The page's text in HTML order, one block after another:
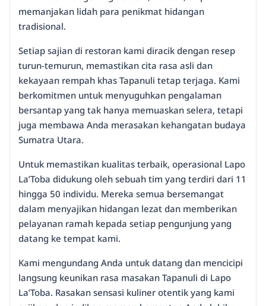
memanjakan lidah para penikmat hidangan
tradisional.
Setiap sajian di restoran kami diracik dengan resep
turun-temurun, memastikan cita rasa asli dan
kekayaan rempah khas Tapanuli tetap terjaga. Kami
berkomitmen untuk menyuguhkan pengalaman
bersantap yang tak hanya memuaskan selera, tetapi
juga membawa Anda merasakan kehangatan budaya
Sumatra Utara.
Untuk memastikan kualitas terbaik, operasional Lapo
La’Toba didukung oleh sebuah tim yang terdiri dari 11
hingga 50 individu. Mereka semua bersemangat
dalam menyajikan hidangan lezat dan memberikan
pelayanan ramah kepada setiap pengunjung yang
datang ke tempat kami.
Kami mengundang Anda untuk datang dan mencicipi
langsung keunikan rasa masakan Tapanuli di Lapo
La’Toba. Rasakan sensasi kuliner otentik yang kami